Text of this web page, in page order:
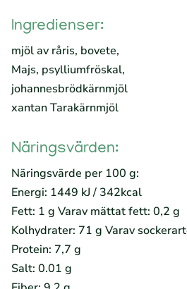
Ingredienser:
mjöl av råris, bovete,
Majs, psylliumfröskal,
johannesbrödkärnmjöl
xantan Tarakärnmjöl
Näringsvärden:
Näringsvärde per 100 g:
Energi: 1449 kJ / 342kcal
Fett: 1 g Varav mättat fett: 0,2 g
Kolhydrater: 71 g Varav
Protein: 7,7 g
Salt: 0.01 g